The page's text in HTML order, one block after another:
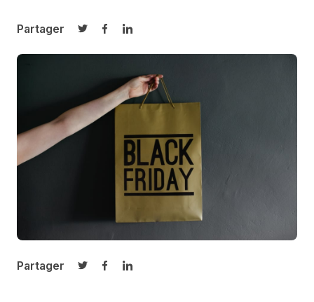
Partager
Partager sur Twitter
Partager sur Facebook
Partager sur LinkedIn
Partager
Partager sur Twitter
Partager sur Facebook
Partager sur LinkedIn